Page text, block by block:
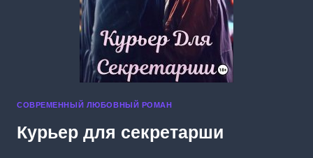
СОВРЕМЕННЫЙ ЛЮБОВНЫЙ РОМАН
Курьер для секретарши